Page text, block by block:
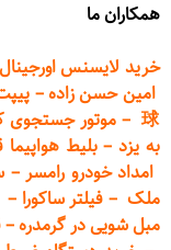
همکاران ما
خرید لایسنس اورجینال ویندوز
امین حسن زاده–
球
– موتور جستجوی
به یزد–بلیط
امداد خودرو رامسر–
ملک – فیلتر ساکورا –
مبل شویی در گرمدره–